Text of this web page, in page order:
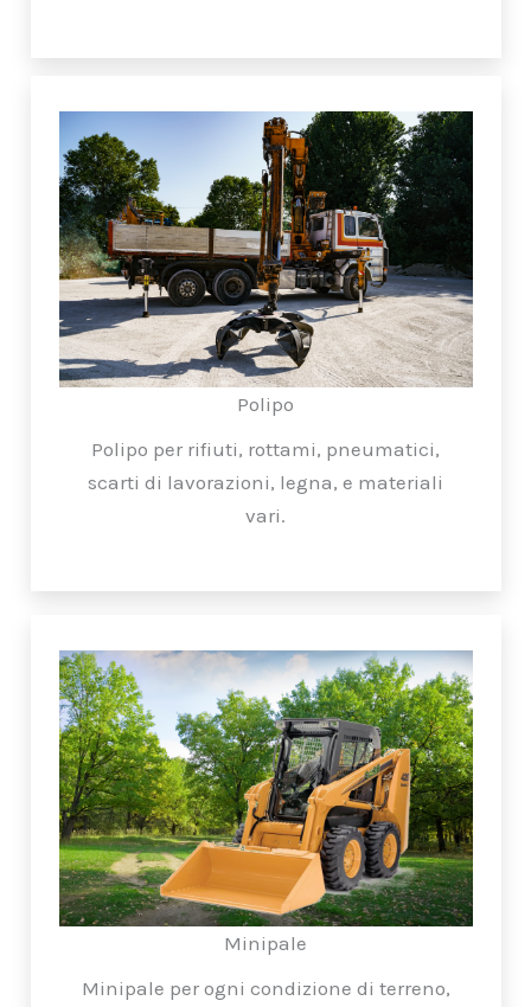
Polipo
Polipo per rifiuti, rottami, pneumatici,
scarti di lavorazioni, legna, e materiali
vari.
Minipale
Minipale per ogni condizione di terreno,